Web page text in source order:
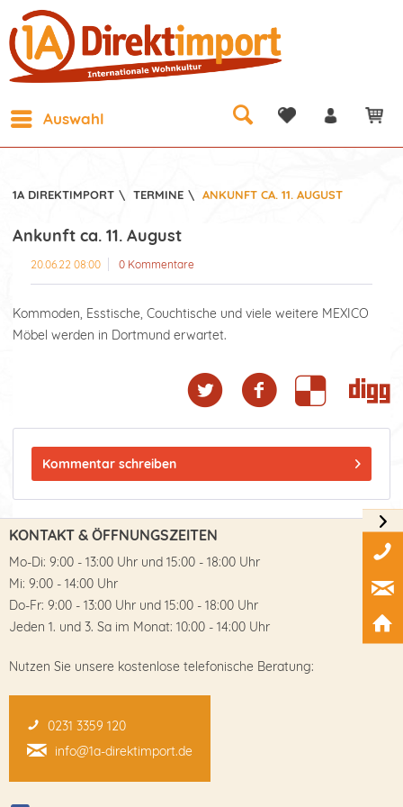
Auswahl
1A DIREKTIMPORT \ TERMINE \ ANKUNFT CA. 11. AUGUST
Ankunft ca. 11. August
20.06.22 08:00 0 Kommentare
Kommoden, Esstische, Couchtische und viele weitere MEXICO
Möbel werden in Dortmund erwartet.
Kommentar schreiben
KONTAKT & ÖFFNUNGSZEITEN
Mo-Di: 9:00 - 13:00 Uhr und 15:00 - 18:00 Uhr
Mi: 9:00 - 14:00 Uhr
Do-Fr: 9:00 - 13:00 Uhr und 15:00 - 18:00 Uhr
Jeden 1. und 3. Sa im Monat: 10:00 - 14:00 Uhr
Nutzen Sie unsere kostenlose telefonische Beratung:
0231 3359 120
info@1a-direktimport.de